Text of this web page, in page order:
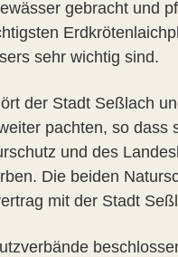
gebracht und
sehr wichtig sind.
der Stadt Seßlach
pachten, so
und des
Die beiden
mit der Stadt